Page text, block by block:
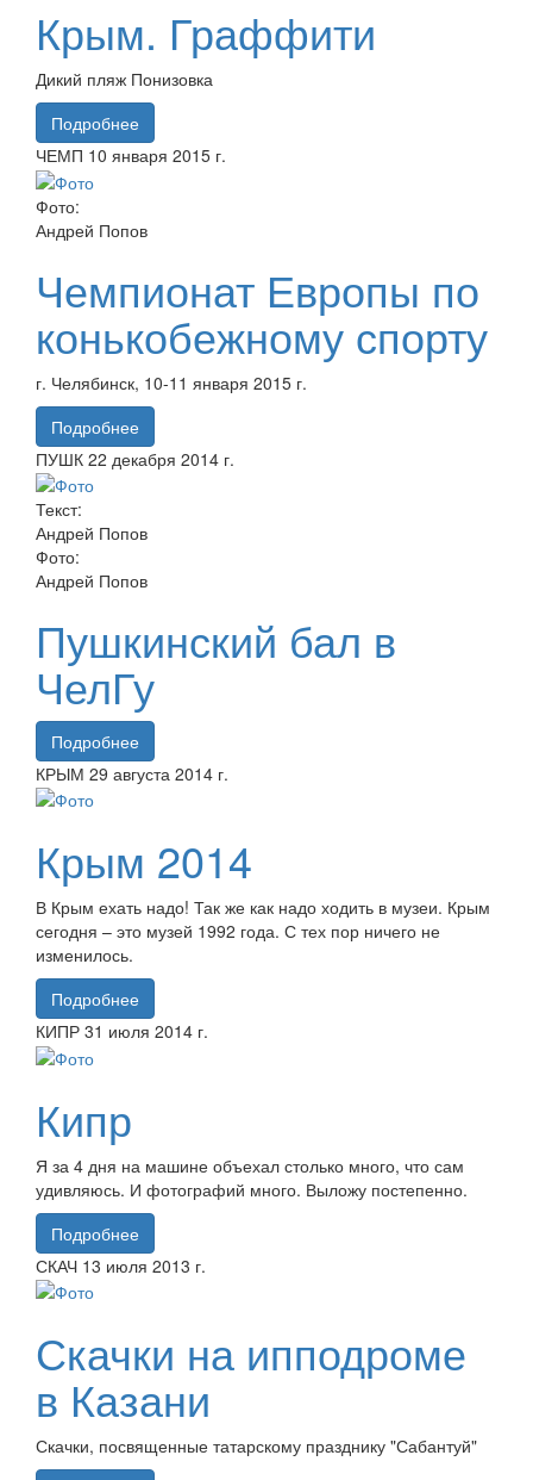
Крым. Граффити
Дикий пляж Понизовка
Подробнее
ЧЕМП 10 января 2015 г.
Фото:
Андрей Попов
Чемпионат Европы по
конькобежному спорту
г. Челябинск, 10-11 января 2015 г.
Подробнее
ПУШК 22 декабря 2014 г.
Текст:
Андрей Попов
Фото:
Андрей Попов
Пушкинский бал в
ЧелГу
Подробнее
КРЫМ 29 августа 2014 г.
Крым 2014
В Крым ехать надо! Так же как надо ходить в музеи. Крым
сегодня – это музей 1992 года. С тех пор ничего не
изменилось.
Подробнее
КИПР 31 июля 2014 г.
Кипр
Я за 4 дня на машине объехал столько много, что сам
удивляюсь. И фотографий много. Выложу постепенно.
Подробнее
СКАЧ 13 июля 2013 г.
Скачки на ипподроме
в Казани
Скачки, посвященные татарскому празднику "Сабантуй"